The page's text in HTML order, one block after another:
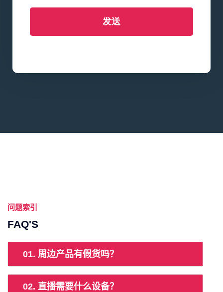
发送
问题索引
FAQ'S
01. 周边产品有假货吗？
02. 直播需要什么设备？